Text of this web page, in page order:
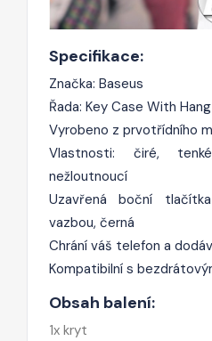
Specifikace:
Značka: Baseus
Řada: Key Case With
Vyrobeno z prvotřídního
Vlastnosti: čiré,
nežloutnoucí
Uzavřená boční
vazbou, černá
Chrání váš telefon a
Kompatibilní s
Obsah balení:
1x kryt